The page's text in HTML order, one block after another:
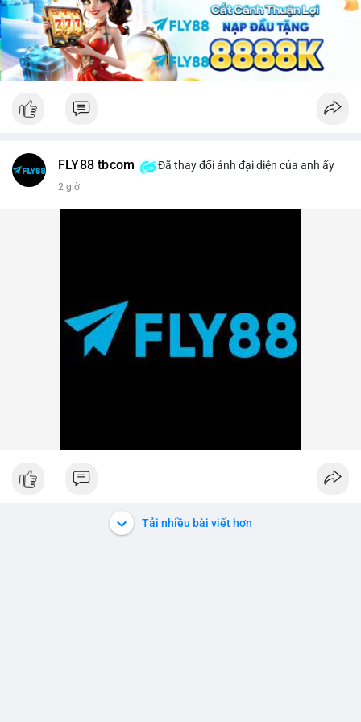
lời ngắn hạn sẽ gia tăng.
Lời khuyên: Nhà đầu tư nhỏ lẻ nên theo dõi sát các khối xác
nhận tiếp theo của TxID này. Nếu BTC được chuyển tiếp lên
sàn trong vòng 24 giờ, hãy thận trọng với nhịp điều chỉnh.
cố cho xu hướng tăng trung hạn.
FLY88 tbcom Đã thay đổi ảnh đại diện của anh ấy
2 giờ
Tải nhiều bài viết hơn